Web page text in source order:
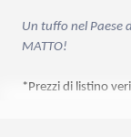
Un tuffo nel Paese
MATTO!
*Prezzi di listino